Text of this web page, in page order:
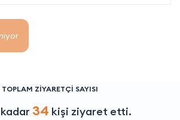
TOPLAM ZİYARETÇİ SAYISI
34 kişi ziyaret etti.